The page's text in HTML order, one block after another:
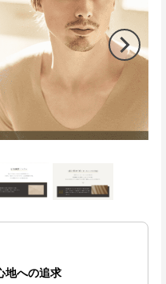
地への追求